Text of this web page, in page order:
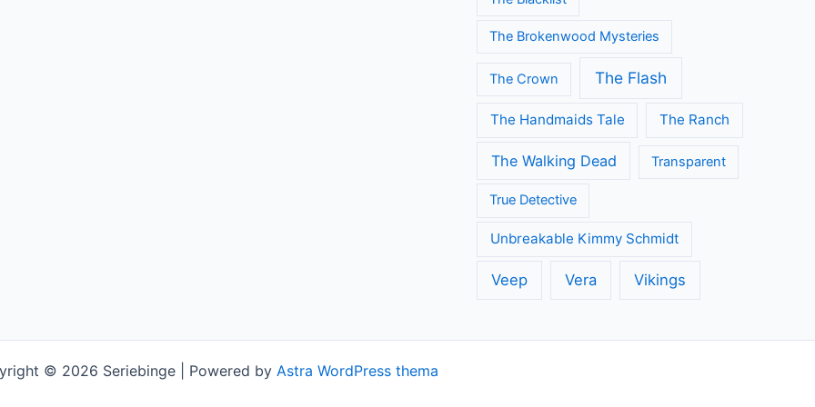
The Brokenwood Mysteries
The Crown The Flash
The Handmaids Tale The Ranch
The Walking Dead Transparent
True Detective
Unbreakable Kimmy Schmidt
Veep Vera Vikings
© 2026 Seriebinge | Powered by Astra WordPress thema